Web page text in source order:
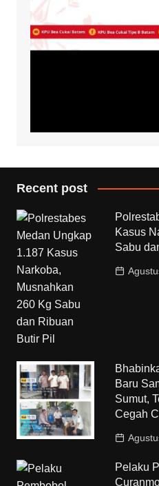
Recent post
Kasus
Sabu
Baru
Sumut,
Cegah
Pelaku